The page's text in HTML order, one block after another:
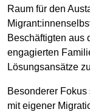
Raum für den
Beschäftigten aus
engagierten
Lösungsansätze
Besonderer
mit eigener